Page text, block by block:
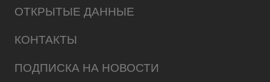
ОТКРЫТЫЕ ДАННЫЕ
КОНТАКТЫ
ПОДПИСКА НА НОВОСТИ